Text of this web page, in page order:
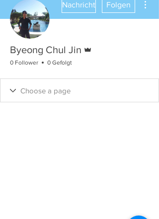
Nachricht Folgen
Byeong Chul Jin
0 Follower 0 Gefolgt